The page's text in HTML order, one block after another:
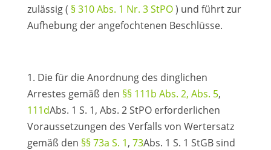
zulässig ( § 310 Abs. 1 Nr. 3 StPO) und führt zur
Aufhebung der angefochtenen Beschlüsse.
1. Die für die Anordnung des dinglichen
Arrestes gemäß den §§ 111b Abs. 2, Abs. 5,
111dAbs. 1 S. 1, Abs. 2 StPO erforderlichen
Voraussetzungen des Verfalls von Wertersatz
gemäß den §§ 73a S. 1, 73Abs. 1 S. 1 StGB sind